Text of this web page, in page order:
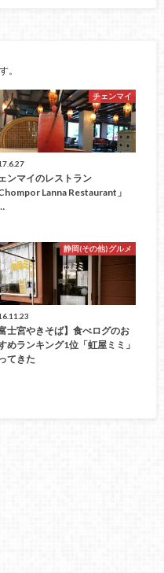
。
チェンマイ
ンマイのレストラン
Chompor Lanna Restaurant」
静岡(その他)グルメ
富士宮やきそば】食べログのお
めランキング1位「虹屋ミミ」
てきた